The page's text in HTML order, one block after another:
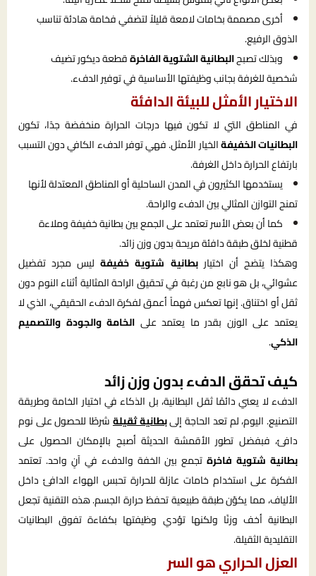
أخرى مصممة بخامات لامعة قليلاً لتضفي فخامة هادئة تناسب
الذوق الرفيع.
وبذلك تصبحالبطانية الشتوية الفاخرةقطعة ديكور تضيف
شخصية للغرفة بجانب وظيفتها الأساسية في توفير الدفء.
الاختيار الأمثل للبيئة الدافئة
في المناطق التي لا تكون فيها درجات الحرارة منخفضة جدًا، تكون
البطانيات الخفيفةالخيار الأمثل. فهي توفر الدفء الكافي دون التسبب
بارتفاع الحرارة داخل الغرفة.
يستخدمها الكثيرون في المدن الساحلية أو المناطق المعتدلة لأنها
تمنح التوازن المثالي بين الدفء والراحة.
كما أن بعض الأسر تعتمد على الجمع بين بطانية خفيفة وملاءة
قطنية لخلق طبقة دافئة مريحة بدون وزن زائد.
وهكذا يتضح أن اختياربطانية شتوية خفيفةليس مجرد تفضيل
عشوائي، بل هو نابع من رغبة في تحقيق الراحة المثالية أثناء النوم دون
ثقل أو اختناق. إنها تعكس فهماً أعمق لفكرة الدفء الحقيقي، الذي لا
يعتمد على الوزن بقدر ما يعتمد على الخامة والجودة والتصميم
الذكي.
كيف تحقق الدفء بدون وزن زائد
الدفء لا يعني دائمًا ثقل البطانية، بل الذكاء في اختيار الخامة وطريقة
التصنيع. اليوم، لم تعد الحاجة إلىبطانية ثقيلةشرطًا للحصول على نوم
دافئ، فبفضل تطور الأقمشة الحديثة أصبح بالإمكان الحصول على
بطانية شتوية فاخرةتجمع بين الخفة والدفء في آنٍ واحد. تعتمد
الفكرة على استخدام خامات عازلة للحرارة تحبس الهواء الدافئ داخل
الألياف، مما يكوّن طبقة طبيعية تحفظ حرارة الجسم. هذه التقنية تجعل
البطانية أخف وزنًا ولكنها تؤدي وظيفتها بكفاءة تفوق البطانيات
التقليدية الثقيلة.
العزل الحراري هو السر